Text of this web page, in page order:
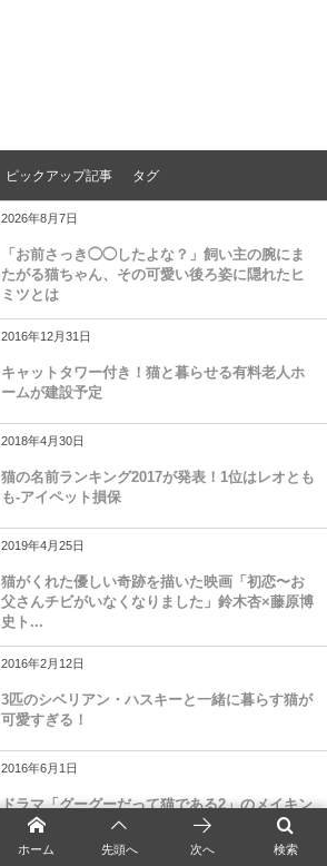
ピックアップ記事 タグ
2026年8月7日
「お前さっき◯◯したよな？」飼い主の腕にま
たがる猫ちゃん、その可愛い後ろ姿に隠れたヒ
ミツとは
2016年12月31日
キャットタワー付き！猫と暮らせる有料老人ホ
ームが建設予定
2018年4月30日
猫の名前ランキング2017が発表！1位はレオとも
も-アイペット損保
2019年4月25日
猫がくれた優しい奇跡を描いた映画「初恋〜お
父さんチビがいなくなりました」鈴木杏×藤原博
史ト...
2016年2月12日
3匹のシベリアン・ハスキーと一緒に暮らす猫が
可愛すぎる！
2016年6月1日
ドラマ「グーグーだって猫である2」のメイキン
グ動画が公開
検索
ホーム 先頭へ 次へ